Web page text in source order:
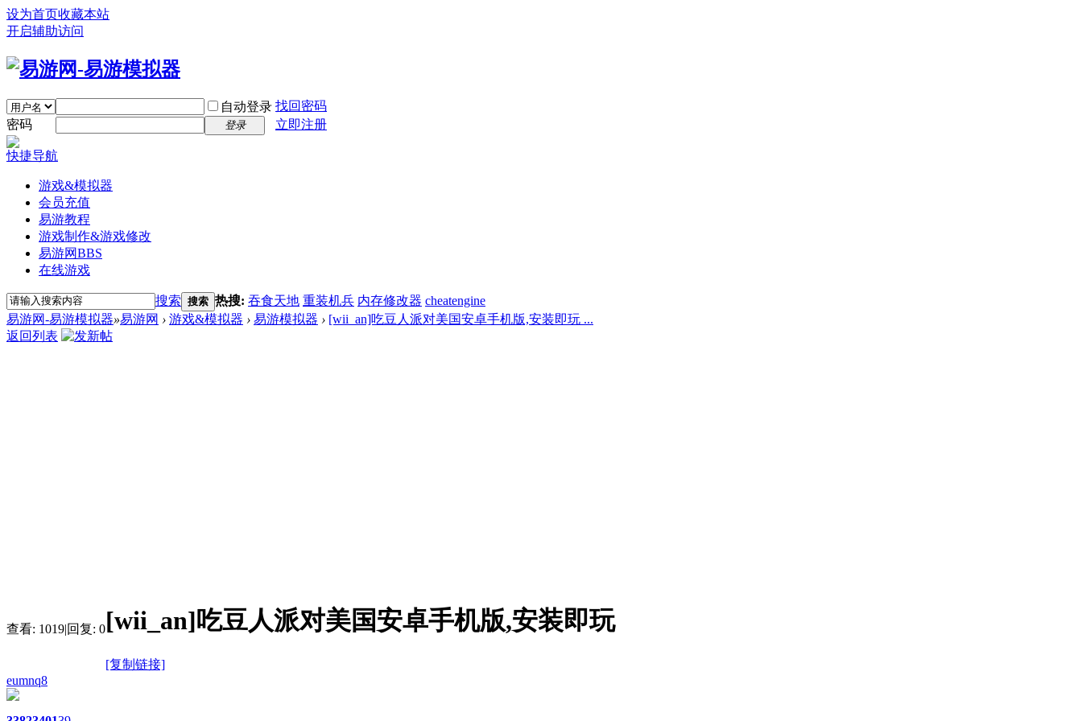
设为首页收藏本站
开启辅助访问
自动登录 找回密码
密码
登录 立即注册
快捷导航
游戏&模拟器
会员充值
易游教程
游戏制作&游戏修改
易游网BBS
在线游戏
搜索 搜索 热搜: 吞食天地 重装机兵 内存修改器 cheatengine
易游网-易游模拟器»易游网 › 游戏&模拟器 › 易游模拟器 › [wii_an]吃豆人派对美国安卓手机版,安装即玩 ...
返回列表
查看: 1019|回复: 0[wii_an]吃豆人派对美国安卓手机版,安装即玩
[复制链接]
eumnq8